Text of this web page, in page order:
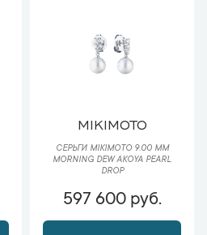
MIKIMOTO
СЕРЬГИ MIKIMOTO 9.00 MM
MORNING DEW AKOYA PEARL
DROP
597 600 руб.